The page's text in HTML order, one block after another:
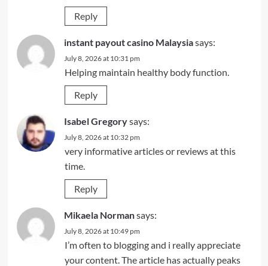
Reply
instant payout casino Malaysiasays:
July 8, 2026 at 10:31 pm
Helping maintain healthy body function.
Reply
Isabel Gregorysays:
July 8, 2026 at 10:32 pm
very informative articles or reviews at this
time.
Reply
Mikaela Normansays:
July 8, 2026 at 10:49 pm
I’m often to blogging and i really appreciate
your content. The article has actually peaks